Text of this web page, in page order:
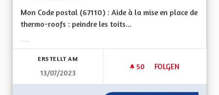
Mon Code postal (67110) : Aide à la mise en place de
thermo-roofs : peindre les toits...
ERSTELLT AM
13/07/2023
50 50 FOLLOWER
FOLGEN
TOITS "THERMO-